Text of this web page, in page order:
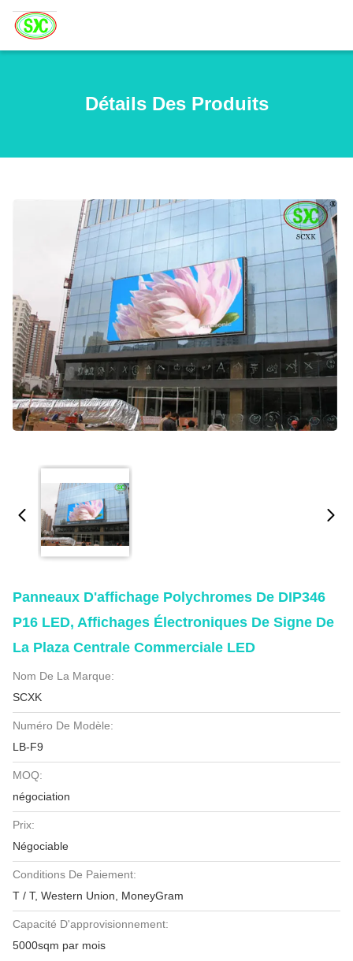
Détails Des Produits
Panneaux D'affichage Polychromes De DIP346
P16 LED, Affichages Électroniques De Signe De
La Plaza Centrale Commerciale LED
Nom De La Marque:
SCXK
Numéro De Modèle:
LB-F9
MOQ:
négociation
Prix:
Négociable
Conditions De Paiement:
T / T, Western Union, MoneyGram
Capacité D'approvisionnement:
5000sqm par mois